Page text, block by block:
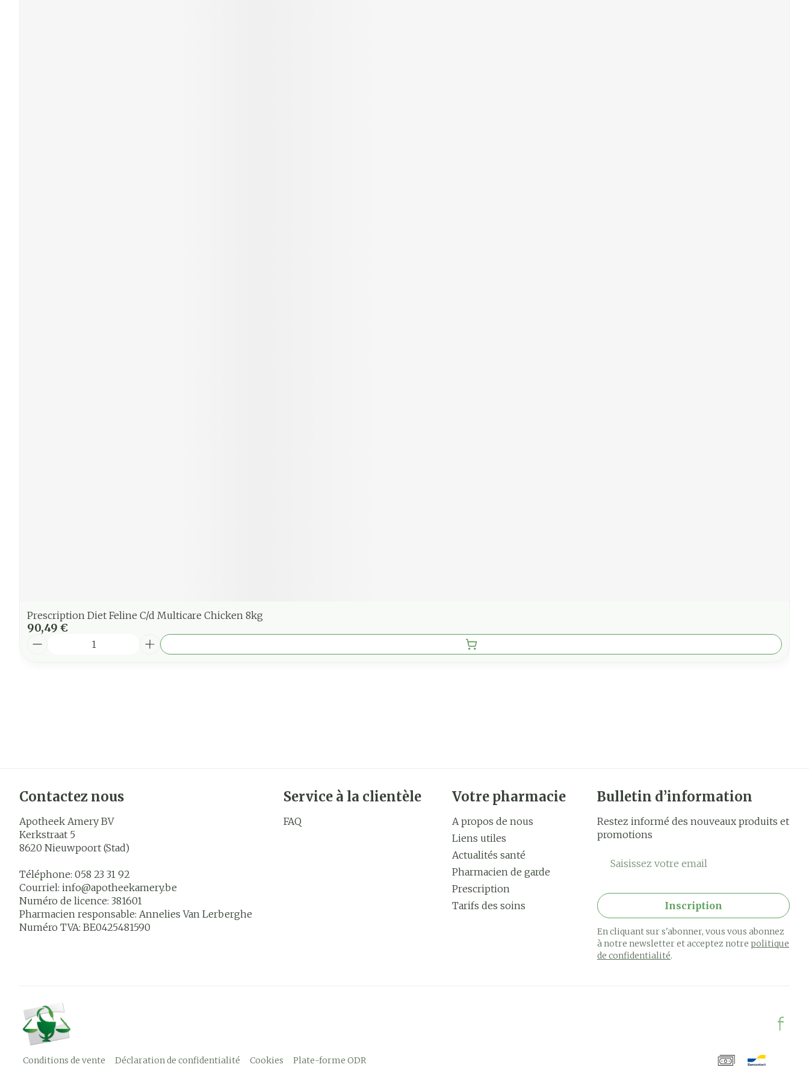
Prescription Diet Feline C/d Multicare Chicken 8kg
90,49 €
Contactez nous
Apotheek Amery BV
Kerkstraat 5
8620 Nieuwpoort (Stad)
Téléphone: 058 23 31 92
Courriel: info@apotheekamery.be
Numéro de licence: 381601
Pharmacien responsable: Annelies Van Lerberghe
Numéro TVA: BE0425481590
Service à la clientèle
FAQ
Votre pharmacie
A propos de nous
Liens utiles
Actualités santé
Pharmacien de garde
Prescription
Tarifs des soins
Bulletin d’information
Restez informé des nouveaux produits et
promotions
Adresse mail
Inscription
En cliquant sur s'abonner, vous vous abonnez
à notre newsletter et acceptez notrepolitique
de confidentialité.
Conditions de vente Déclaration de confidentialité Cookies Plate-forme ODR